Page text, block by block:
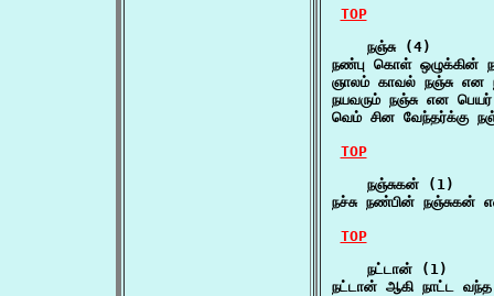
TOP
    நஞ்சு (4)
நண்பு கொள்
ஞாலம் காவல் நஞ்சு
நயவரும் நஞ்சு என
வெம் சின வேந்தர்க்கு
TOP
    நஞ்சுகன் (1)
நச்சு நண்பின்
TOP
    நட்டான் (1)
நட்டான் ஆகி நாட்ட